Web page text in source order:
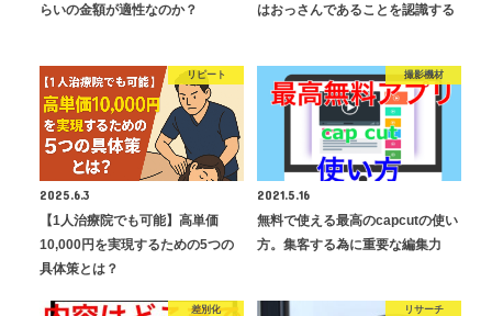
らいの金額が適性なのか？
はおっさんであることを認識する
リピート
2025.6.3
【1人治療院でも可能】高単価
10,000円を実現するための5つの
具体策とは？
撮影機材
2021.5.16
無料で使える最高のcapcutの使い
方。集客する為に重要な編集力
差別化 リサーチ